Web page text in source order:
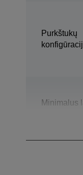
Purkštukų
Minimalus